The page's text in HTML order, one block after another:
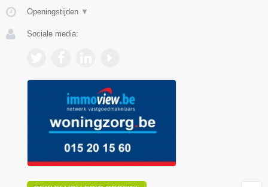
Openingstijden ▼
Sociale media: